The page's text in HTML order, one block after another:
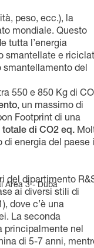
Area 3 - Duba
peso, ecc.), la
mondiale. Questo
tutta l’energia
smantellate e
smantellamento del
550 e 850 Kg di
, un massimo di
Footprint di una
di CO2 eq.
di energia del paese
del dipartimento
ai diversi stili di
dove c’è una
La seconda
principalmente nel
di 5-7 anni,